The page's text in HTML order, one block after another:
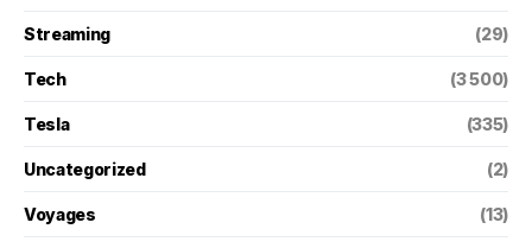
Streaming (29)
Tech (3 500)
Tesla (335)
Uncategorized (2)
Voyages (13)